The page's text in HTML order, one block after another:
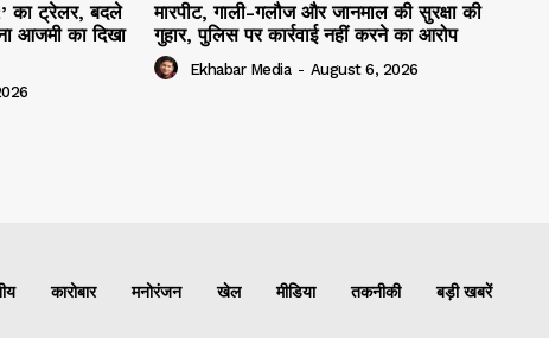
का ट्रेलर, बदले
आजमी का दिखा
मारपीट, गाली-गलौज और जानमाल की सुरक्षा की
गुहार, पुलिस पर कार्रवाई नहीं करने का आरोप
Ekhabar Media - August 6, 2026
कारोबार मनोरंजन खेल मीडिया तकनीकी बड़ी खबरें